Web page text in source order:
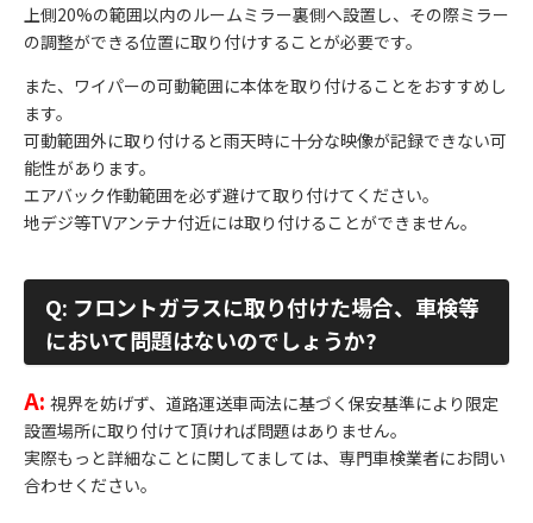
上側20%の範囲以内のルームミラー裏側へ設置し、その際ミラー
の調整ができる位置に取り付けすることが必要です。
また、ワイパーの可動範囲に本体を取り付けることをおすすめし
ます。
可動範囲外に取り付けると雨天時に十分な映像が記録できない可
能性があります。
エアバック作動範囲を必ず避けて取り付けてください。
地デジ等TVアンテナ付近には取り付けることができません。
Q: フロントガラスに取り付けた場合、車検等
において問題はないのでしょうか?
A: 視界を妨げず、道路運送車両法に基づく保安基準により限定
設置場所に取り付けて頂ければ問題はありません。
実際もっと詳細なことに関してましては、専門車検業者にお問い
合わせください。